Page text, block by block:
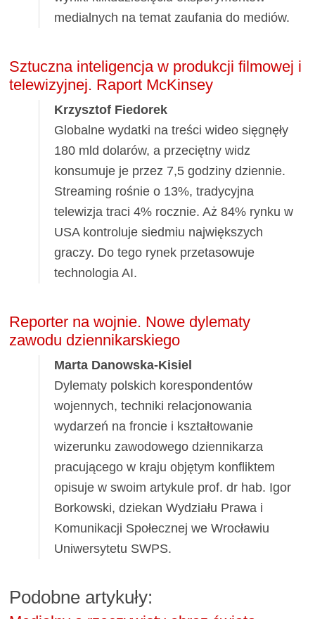
medialnych na temat zaufania do mediów.
Sztuczna inteligencja w produkcji filmowej i
telewizyjnej. Raport McKinsey
Krzysztof Fiedorek
Globalne wydatki na treści wideo sięgnęły
180 mld dolarów, a przeciętny widz
konsumuje je przez 7,5 godziny dziennie.
Streaming rośnie o 13%, tradycyjna
telewizja traci 4% rocznie. Aż 84% rynku w
USA kontroluje siedmiu największych
graczy. Do tego rynek przetasowuje
technologia AI.
Reporter na wojnie. Nowe dylematy
zawodu dziennikarskiego
Marta Danowska-Kisiel
Dylematy polskich korespondentów
wojennych, techniki relacjonowania
wydarzeń na froncie i kształtowanie
wizerunku zawodowego dziennikarza
pracującego w kraju objętym konfliktem
opisuje w swoim artykule prof. dr hab. Igor
Borkowski, dziekan Wydziału Prawa i
Komunikacji Społecznej we Wrocławiu
Uniwersytetu SWPS.
Podobne artykuły: